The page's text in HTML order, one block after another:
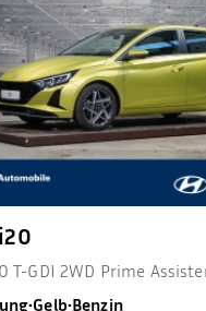
T-GDI 2WD Prime
•Gelb•Benzin